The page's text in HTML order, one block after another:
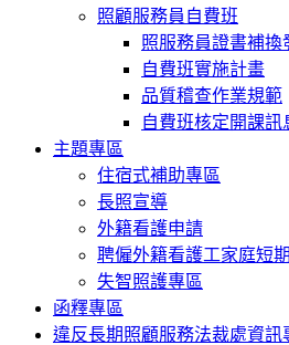
照顧服務員自費班
照服務員證書補換
自費班實施計畫
品質稽查作業規範
自費班核定開課訊
主題專區
住宿式補助專區
長照宣導
外籍看護申請
聘僱外籍看護工家庭短
失智照護專區
函釋專區
違反長期照顧服務法裁處資訊